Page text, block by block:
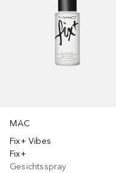
MAC
Fix+ Vibes
Fix+
Gesichtsspray